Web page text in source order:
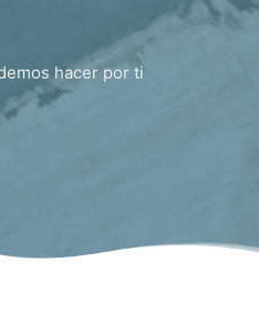
hacer por ti